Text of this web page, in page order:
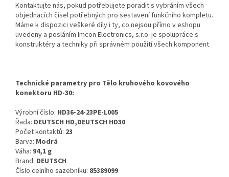
Kontaktujte nás, pokud potřebujete poradit s vybráním všech
objednacích čísel potřebných pro sestavení funkčního kompletu.
Máme k dispozici veškeré díly i ty, co nejsou přímo v eshopu
uvedeny a posláním Imcon Electronics, s.r.o. je spolupráce s
konstruktéry a techniky při správném použití všech komponent.
Technické parametry pro Tělo kruhového kovového
konektoru HD-30:
Výrobní číslo: HD36-24-23PE-L005
Řada: DEUTSCH HD,DEUTSCH HD30
Počet kontaktů: 23
Barva: Modrá
Váha: 94,1 g
Brand: DEUTSCH
Číslo celního sazebníku: 85389099